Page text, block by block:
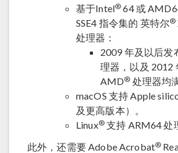
基于Intel® 64 或
SSE4 指令集的 英特尔®
处理器：
2009 年及以后发
理器，以及 2012
AMD® 处理器均
macOS 支持 Apple
及更高版本）。
Linux®支持 ARM64 处
此外，还需要 Adobe Acrobat®